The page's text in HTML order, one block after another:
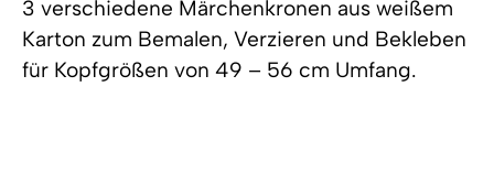
3 verschiedene Märchenkronen aus weißem
Karton zum Bemalen, Verzieren und Bekleben
für Kopfgrößen von 49 – 56 cm Umfang.